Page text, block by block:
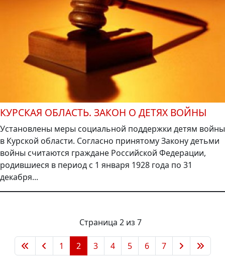
КУРСКАЯ ОБЛАСТЬ. ЗАКОН О ДЕТЯХ ВОЙНЫ
Установлены меры социальной поддержки детям войны
в Курской области. Согласно принятому Закону детьми
войны считаются граждане Российской Федерации,
родившиеся в период с 1 января 1928 года по 31
декабря...
Страница 2 из 7
1 2 3 4 5 6 7